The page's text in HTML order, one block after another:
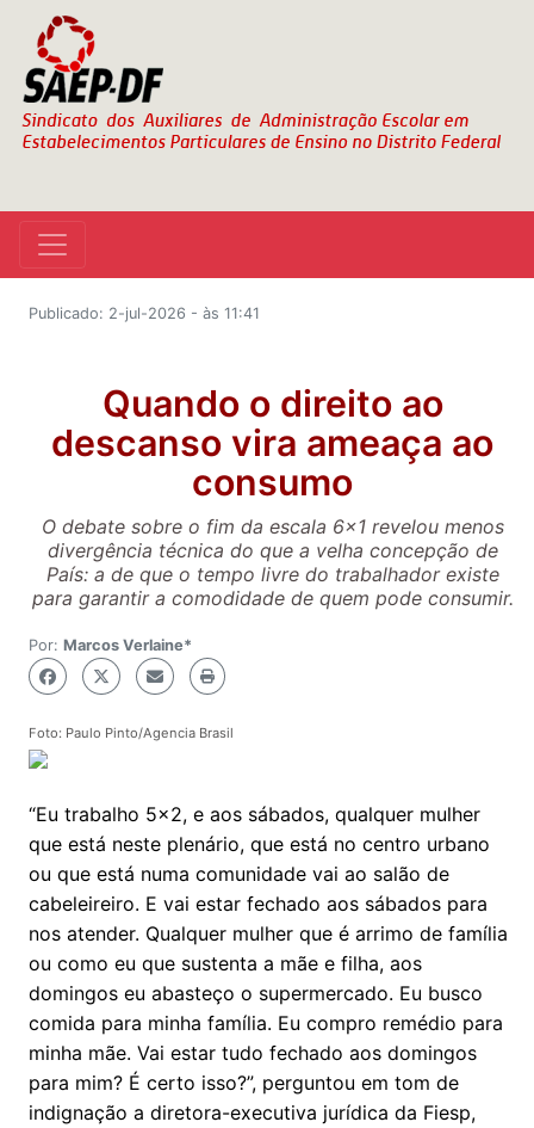
Publicado: 2-jul-2026 - às 11:41
Quando o direito ao
descanso vira ameaça ao
consumo
O debate sobre o fim da escala 6x1 revelou menos
divergência técnica do que a velha concepção de
País: a de que o tempo livre do trabalhador existe
para garantir a comodidade de quem pode consumir.
Por: Marcos Verlaine*
Foto: Paulo Pinto/Agencia Brasil
“Eu trabalho 5x2, e aos sábados, qualquer mulher
que está neste plenário, que está no centro urbano
ou que está numa comunidade vai ao salão de
cabeleireiro. E vai estar fechado aos sábados para
nos atender. Qualquer mulher que é arrimo de família
ou como eu que sustenta a mãe e filha, aos
domingos eu abasteço o supermercado. Eu busco
comida para minha família. Eu compro remédio para
minha mãe. Vai estar tudo fechado aos domingos
para mim? É certo isso?”, perguntou em tom de
indignação a diretora-executiva jurídica da Fiesp,